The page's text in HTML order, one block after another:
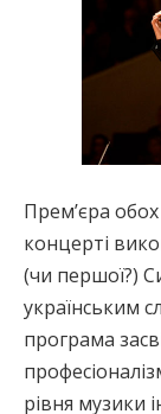
Прем’єра
концерті
(чи першої?)
українським
програма
рівня музики